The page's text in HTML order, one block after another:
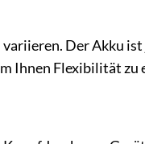
Der Akku ist
Ihnen Flexibilität zu